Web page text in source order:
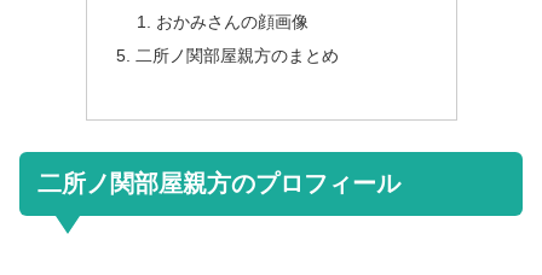
おかみさんの顔画像
二所ノ関部屋親方のまとめ
二所ノ関部屋親方のプロフィール